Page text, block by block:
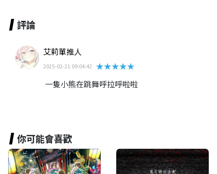
評論
艾莉單推人
2025-02-21 09:04:42
★★★★★
一隻小熊在跳舞呼拉呼啦啦
你可能會喜歡